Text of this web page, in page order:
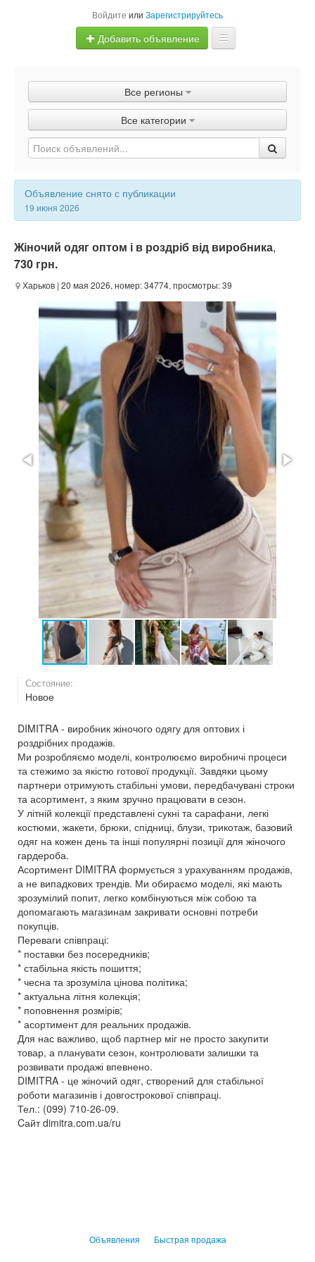
Войдите или Зарегистрируйтесь
Добавить объявление
Объявления
Быстрая продажа
Все регионы
Все категории
Объявление снято с публикации
19 июня 2026
Жіночий одяг оптом і в роздріб від виробника,
730 грн.
Харьков | 20 мая 2026, номер: 34774, просмотры: 39
Состояние:
Новое
DIMITRA - виробник жіночого одягу для оптових і
роздрібних продажів.
Ми розробляємо моделі, контролюємо виробничі процеси
та стежимо за якістю готової продукції. Завдяки цьому
партнери отримують стабільні умови, передбачувані строки
та асортимент, з яким зручно працювати в сезон.
У літній колекції представлені сукні та сарафани, легкі
костюми, жакети, брюки, спідниці, блузи, трикотаж, базовий
одяг на кожен день та інші популярні позиції для жіночого
гардероба.
Асортимент DIMITRA формується з урахуванням продажів,
а не випадкових трендів. Ми обираємо моделі, які мають
зрозумілий попит, легко комбінуються між собою та
допомагають магазинам закривати основні потреби
покупців.
Переваги співпраці:
* поставки без посередників;
* стабільна якість пошиття;
* чесна та зрозуміла цінова політика;
* актуальна літня колекція;
* поповнення розмірів;
* асортимент для реальних продажів.
Для нас важливо, щоб партнер міг не просто закупити
товар, а планувати сезон, контролювати залишки та
розвивати продажі впевнено.
DIMITRA - це жіночий одяг, створений для стабільної
роботи магазинів і довгострокової співпраці.
Тел.: (099) 710-26-09.
Cайт dimitra.com.ua/ru
Объявления Быстрая продажа